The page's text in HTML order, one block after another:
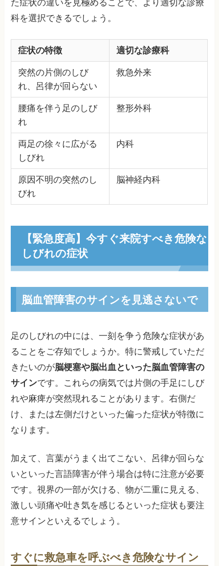
た症状の違いを見極めることで、より適切な診療
科を選択できるでしょう。
症状の特徴 適切な診療科
突然の片側のしび
れ、呂律が回らない
救急外来
腰痛を伴う足のしび
れ
整形外科
両足の徐々に広がる
しびれ
内科
原因不明の突然のし
びれ
脳神経内科
【緊急度高】今すぐ来院すべき危険な
しびれの症状
脳血管障害のサインを見逃さないで
足のしびれの中には、一刻を争う危険な症状があ
ることをご存知でしょうか。特に警戒していただ
きたいのが脳梗塞や脳出血といった脳血管障害の
サインです。これらの病気では片側の手足にしび
れや麻痺が突然現れることがあります。右側だ
け、または左側だけといった偏った症状が特徴に
なります。
加えて、言葉がうまく出てこない、呂律が回らな
いといった言語障害が伴う場合は特に注意が必要
です。視界の一部が欠ける、物が二重に見える、
激しい頭痛や吐き気を感じるといった症状も要注
意サインといえるでしょう。
すぐに救急車を呼ぶべき危険なサイン